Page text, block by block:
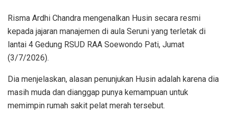
Risma Ardhi Chandra mengenalkan Husin secara resmi
kepada jajaran manajemen di aula Seruni yang terletak di
lantai 4 Gedung RSUD RAA Soewondo Pati, Jumat
(3/7/2026).
Dia menjelaskan, alasan penunjukan Husin adalah karena dia
masih muda dan dianggap punya kemampuan untuk
memimpin rumah sakit pelat merah tersebut.